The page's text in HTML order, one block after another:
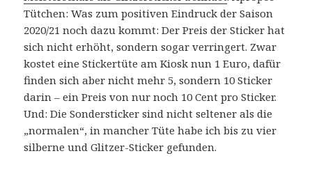
Tütchen: Was zum positiven Eindruck der Saison
2020/21 noch dazu kommt: Der Preis der Sticker hat
sich nicht erhöht, sondern sogar verringert. Zwar
kostet eine Stickertüte am Kiosk nun 1 Euro, dafür
finden sich aber nicht mehr 5, sondern 10 Sticker
darin – ein Preis von nur noch 10 Cent pro Sticker.
Und: Die Sondersticker sind nicht seltener als die
„normalen“, in mancher Tüte habe ich bis zu vier
silberne und Glitzer-Sticker gefunden.